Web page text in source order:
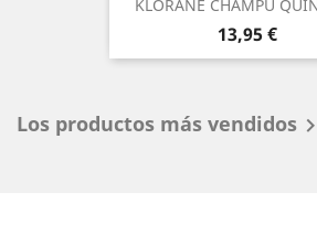
KLORANE CHAMPU
Precio
13,95 €
Los productos más vendidos 